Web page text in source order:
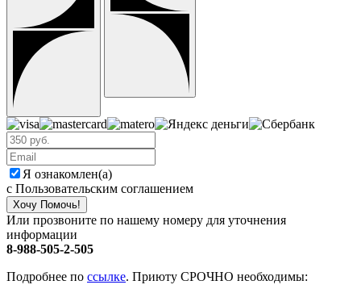
Я ознакомлен(а)
с Пользовательским соглашением
Хочу Помочь!
Или прозвоните по нашему номеру для уточнения
информации
8-988-505-2-505
Подробнее по ссылке. Приюту СРОЧНО необходимы: